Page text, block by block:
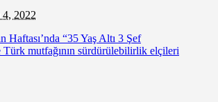
4, 2022